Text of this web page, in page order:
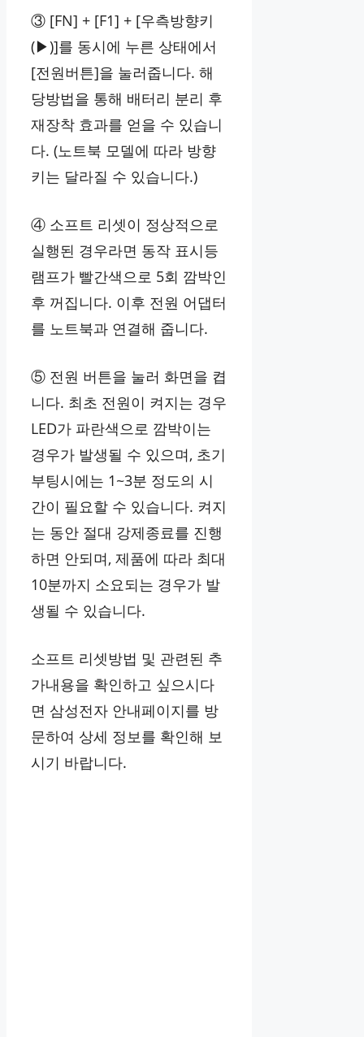
③ [FN] + [F1] + [우측방향키
(▶)]를 동시에 누른 상태에서
[전원버튼]을 눌러줍니다. 해
당방법을 통해 배터리 분리 후
재장착 효과를 얻을 수 있습니
다. (노트북 모델에 따라 방향
키는 달라질 수 있습니다.)
④ 소프트 리셋이 정상적으로
실행된 경우라면 동작 표시등
램프가 빨간색으로 5회 깜박인
후 꺼집니다. 이후 전원 어댑터
를 노트북과 연결해 줍니다.
⑤ 전원 버튼을 눌러 화면을 켭
니다. 최초 전원이 켜지는 경우
LED가 파란색으로 깜박이는
경우가 발생될 수 있으며, 초기
부팅시에는 1~3분 정도의 시
간이 필요할 수 있습니다. 켜지
는 동안 절대 강제종료를 진행
하면 안되며, 제품에 따라 최대
10분까지 소요되는 경우가 발
생될 수 있습니다.
소프트 리셋방법 및 관련된 추
가내용을 확인하고 싶으시다
면 삼성전자 안내페이지를 방
문하여 상세 정보를 확인해 보
시기 바랍니다.